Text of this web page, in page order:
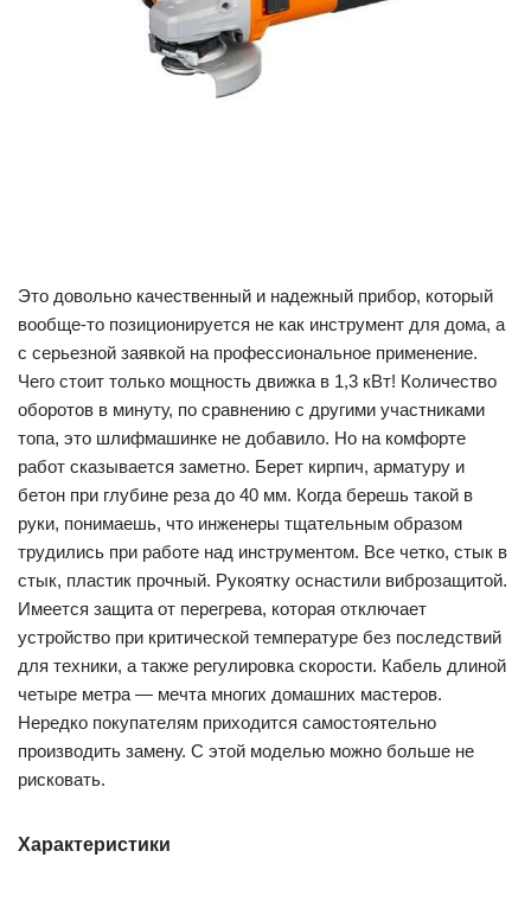
Это довольно качественный и надежный прибор, который
вообще-то позиционируется не как инструмент для дома, а
с серьезной заявкой на профессиональное применение.
Чего стоит только мощность движка в 1,3 кВт! Количество
оборотов в минуту, по сравнению с другими участниками
топа, это шлифмашинке не добавило. Но на комфорте
работ сказывается заметно. Берет кирпич, арматуру и
бетон при глубине реза до 40 мм. Когда берешь такой в
руки, понимаешь, что инженеры тщательным образом
трудились при работе над инструментом. Все четко, стык в
стык, пластик прочный. Рукоятку оснастили виброзащитой.
Имеется защита от перегрева, которая отключает
устройство при критической температуре без последствий
для техники, а также регулировка скорости. Кабель длиной
четыре метра — мечта многих домашних мастеров.
Нередко покупателям приходится самостоятельно
производить замену. С этой моделью можно больше не
рисковать.
Характеристики